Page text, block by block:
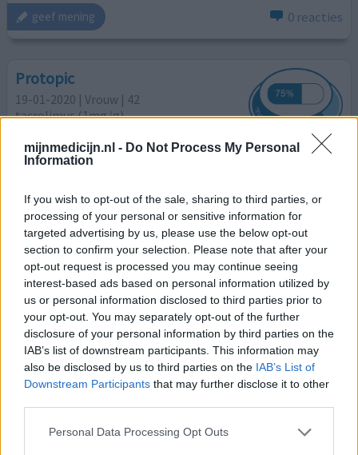
mijnmedicijn.nl - Do Not Process My Personal
Information
If you wish to opt-out of the sale, sharing to third parties, or
processing of your personal or sensitive information for
targeted advertising by us, please use the below opt-out
section to confirm your selection. Please note that after your
opt-out request is processed you may continue seeing
interest-based ads based on personal information utilized by
us or personal information disclosed to third parties prior to
your opt-out. You may separately opt-out of the further
disclosure of your personal information by third parties on the
IAB’s list of downstream participants. This information may
also be disclosed by us to third parties on the IAB’s List of
Downstream Participants that may further disclose it to other
Personal Data Processing Opt Outs
geef mening 0 reacties
Protopic
19-01-2020 | Vrouw | 42
tacrolimus (1mg/g)
Effectiviteit
Na tijden van jeuk, irritatie, rode plekken, schilfers en
pijn, eindelijk weer een rustig gezicht. Echt heel blij dat ik
eindelijk iets heb wat ik goed kan gebruiken in mijn
gezicht. Supertevreden! Binnen twee dagen al zo’n
verbetering.
geef mening 0 reacties
Protopic
11-09-2019 | Vrouw | 21
tacrolimus (1mg/g)